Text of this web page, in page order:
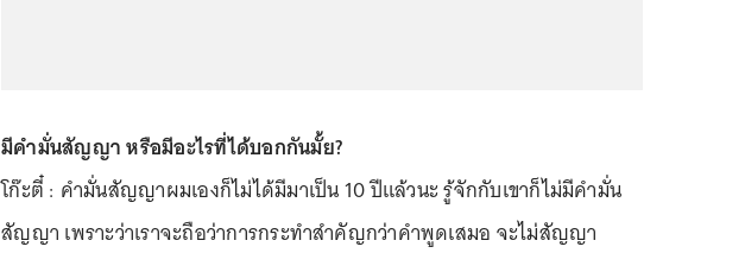
มีคำมั่นสัญญา หรือมีอะไรที่ได้บอกกันมั้ย?
โก๊ะตี๋ : คำมั่นสัญญาผมเองก็ไม่ได้มีมาเป็น 10 ปีแล้วนะ รู้จักกับเขาก็ไม่มีคำมั่น
สัญญา เพราะว่าเราจะถือว่าการกระทำสำคัญกว่าคำพูดเสมอ จะไม่สัญญา